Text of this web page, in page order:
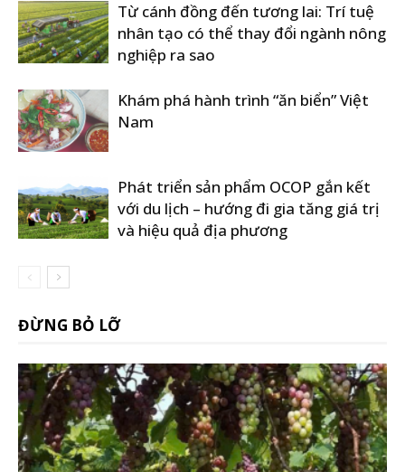
Từ cánh đồng đến tương lai: Trí tuệ
nhân tạo có thể thay đổi ngành nông
nghiệp ra sao
Khám phá hành trình “ăn biển” Việt
Nam
Phát triển sản phẩm OCOP gắn kết
với du lịch – hướng đi gia tăng giá trị
và hiệu quả địa phương
ĐỪNG BỎ LỠ